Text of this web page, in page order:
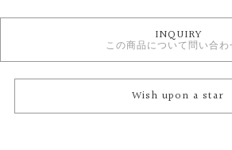
セットリング
WISH UPON A STAR セットリング
性別
レディース
INQUIRY
この商品について問い合わ
Wish upon a star